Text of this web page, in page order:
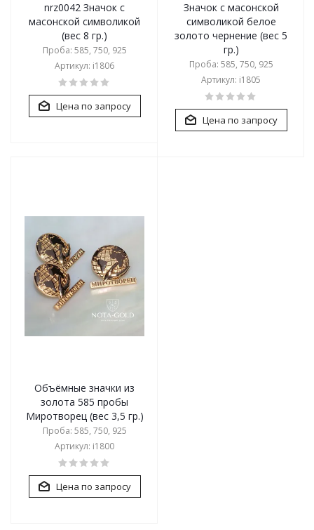
nrz0042 Значок с
масонской символикой
(вес 8 гр.)
Проба: 585, 750, 925
Артикул: i1806
Цена по запросу
Значок с масонской
символикой белое
золото чернение (вес 5
гр.)
Проба: 585, 750, 925
Артикул: i1805
Цена по запросу
Объёмные значки из
золота 585 пробы
Миротворец (вес 3,5 гр.)
Проба: 585, 750, 925
Артикул: i1800
Цена по запросу